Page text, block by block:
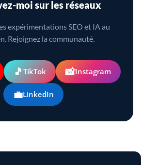
moi sur les réseaux
expérimentations SEO et IA au
Rejoignez la communauté.
🎵 TikTok 📸Instagram
💼LinkedIn